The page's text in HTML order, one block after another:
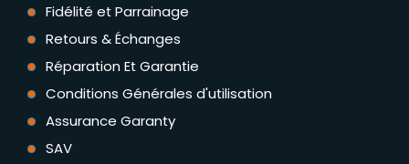
Fidélité et Parrainage
Retours & Échanges
Réparation Et Garantie
Conditions Générales d'utilisation
Assurance Garanty
SAV